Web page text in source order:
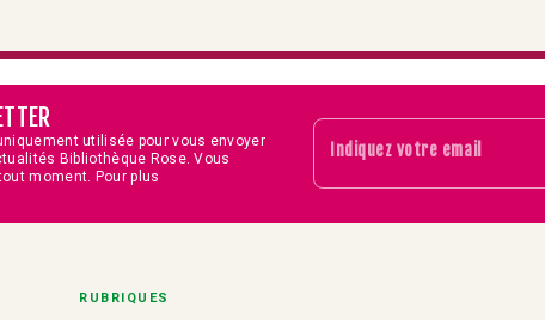
utilisée pour vous envoyer
Bibliothèque Rose. Vous
moment. Pour plus
Indiquez votre email
RUBRIQUES